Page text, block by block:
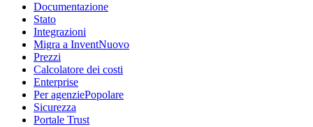
Documentazione
Stato
Integrazioni
Migra a InventNuovo
Prezzi
Calcolatore dei costi
Enterprise
Per agenziePopolare
Sicurezza
Portale Trust